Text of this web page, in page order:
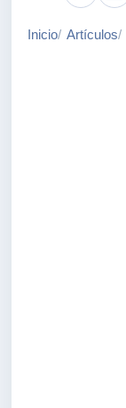
Inicio Artículos